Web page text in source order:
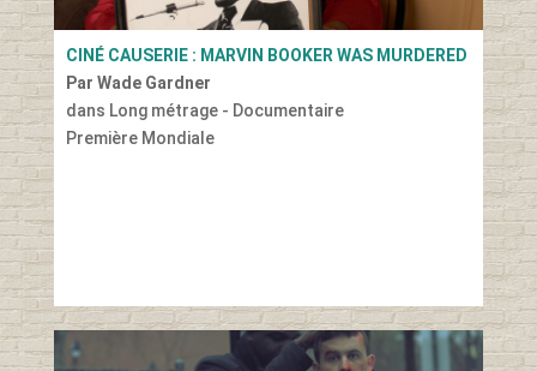
CINÉ CAUSERIE : MARVIN BOOKER WAS MURDERED
Par Wade Gardner
dans Long métrage - Documentaire
Première Mondiale